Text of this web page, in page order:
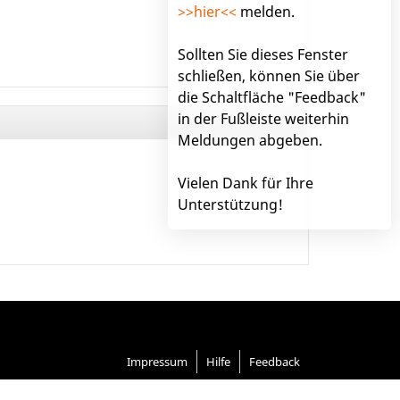
>>hier<< melden.
Sollten Sie dieses Fenster
schließen, können Sie über
die Schaltfläche "Feedback"
in der Fußleiste weiterhin
Meldungen abgeben.
Vielen Dank für Ihre
Unterstützung!
Impressum Hilfe Feedback